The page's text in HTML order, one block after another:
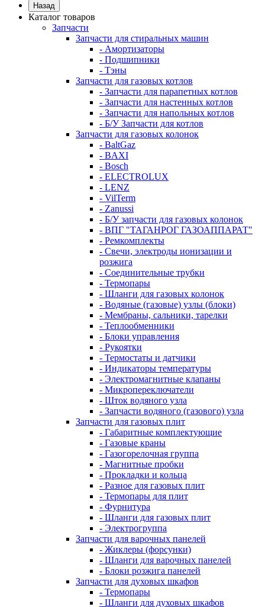
Назад
Каталог товаров
Запчасти
Запчасти для стиральных машин
- Амортизаторы
- Подшипники
- Тэны
Запчасти для газовых котлов
- Запчасти для парапетных котлов
- Запчасти для настенных котлов
- Запчасти для напольных котлов
- Б/У Запчасти для котлов
Запчасти для газовых колонок
- BaltGaz
- BAXI
- Bosch
- ELECTROLUX
- LENZ
- VilTerm
- Zanussi
- Б/У запчасти для газовых колонок
- ВПГ "ТАГАНРОГ ГАЗОАППАРАТ"
- Ремкомплекты
- Свечи, электроды ионизации и
розжига
- Соединительные трубки
- Термопары
- Шланги для газовых колонок
- Водяные (газовые) узлы (блоки)
- Мембраны, сальники, тарелки
- Теплообменники
- Блоки управления
- Рукоятки
- Термостаты и датчики
- Индикаторы температуры
- Электромагнитные клапаны
- Микропереключатели
- Шток водяного узла
- Запчасти водяного (газового) узла
Запчасти для газовых плит
- Габаритные комплектующие
- Газовые краны
- Газогорелочная группа
- Магнитные пробки
- Прокладки и кольца
- Разное для газовых плит
- Термопары для плит
- Фурнитура
- Шланги для газовых плит
- Электрогруппа
Запчасти для варочных панелей
- Жиклеры (форсунки)
- Шланги для варочных панелей
- Блоки розжига панелей
Запчасти для духовых шкафов
- Термопары
- Шланги для духовых шкафов